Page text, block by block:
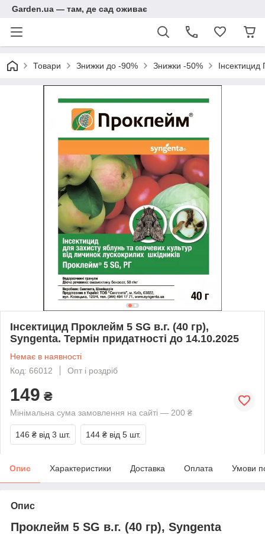
Garden.ua — там, де сад оживає
Товари Знижки до -90% Знижки -50%
Інсектицид Проклейм 5 SG в.г. (40 гр),
Syngenta. Термін придатності до 14.10.2025
Немає в наявності
Код: 66012
Опт і роздріб
149 ₴
Мінімальна сума замовлення на сайті — 200 ₴
146 ₴ від 3 шт. 144 ₴ від 5 шт.
Опис Характеристики Доставка Оплата Умови
Опис
Проклейм 5 SG в.г. (40 гр), Syngenta